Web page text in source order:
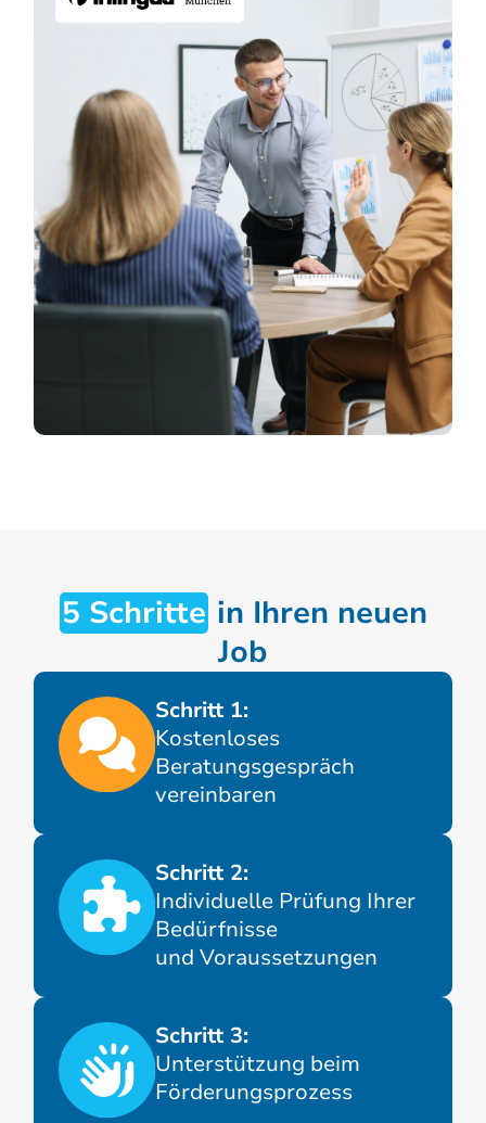
Schritt 1:
Kostenloses
Beratungsgespräch
vereinbaren
Schritt 2:
Individuelle Prüfung Ihrer
Bedürfnisse
und Voraussetzungen
Schritt 3:
Unterstützung beim
Förderungsprozess
5 Schritte in Ihren neuen
Job